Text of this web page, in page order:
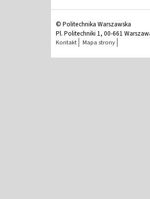
© Politechnika Warszawska
Pl. Politechniki 1, 00-661
Kontakt Mapa strony